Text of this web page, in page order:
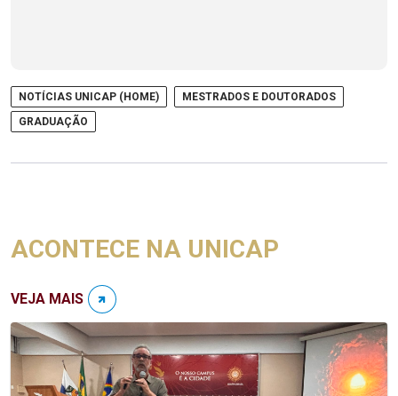
NOTÍCIAS UNICAP (HOME)
MESTRADOS E DOUTORADOS
GRADUAÇÃO
ACONTECE NA UNICAP
VEJA MAIS